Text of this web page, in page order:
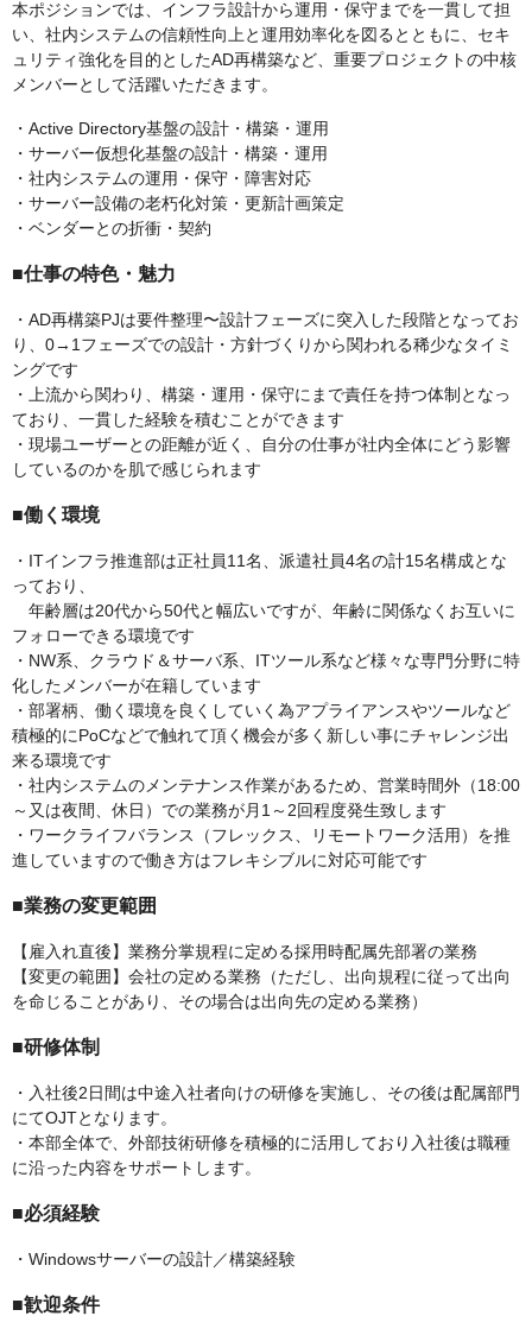
本ポジションでは、インフラ設計から運用・保守までを一貫して担
い、社内システムの信頼性向上と運用効率化を図るとともに、セキ
ュリティ強化を目的としたAD再構築など、重要プロジェクトの中核
メンバーとして活躍いただきます。
・Active Directory基盤の設計・構築・運用
・サーバー仮想化基盤の設計・構築・運用
・社内システムの運用・保守・障害対応
・サーバー設備の老朽化対策・更新計画策定
・ベンダーとの折衝・契約
■仕事の特色・魅力
・AD再構築PJは要件整理〜設計フェーズに突入した段階となってお
り、0→1フェーズでの設計・方針づくりから関われる稀少なタイミ
ングです
・上流から関わり、構築・運用・保守にまで責任を持つ体制となっ
ており、一貫した経験を積むことができます
・現場ユーザーとの距離が近く、自分の仕事が社内全体にどう影響
しているのかを肌で感じられます
■働く環境
・ITインフラ推進部は正社員11名、派遣社員4名の計15名構成とな
っており、
年齢層は20代から50代と幅広いですが、年齢に関係なくお互いに
フォローできる環境です
・NW系、クラウド＆サーバ系、ITツール系など様々な専門分野に特
化したメンバーが在籍しています
・部署柄、働く環境を良くしていく為アプライアンスやツールなど
積極的にPoCなどで触れて頂く機会が多く新しい事にチャレンジ出
来る環境です
・社内システムのメンテナンス作業があるため、営業時間外（18:00
～又は夜間、休日）での業務が月1～2回程度発生致します
・ワークライフバランス（フレックス、リモートワーク活用）を推
進していますので働き方はフレキシブルに対応可能です
■業務の変更範囲
【雇入れ直後】業務分掌規程に定める採用時配属先部署の業務
【変更の範囲】会社の定める業務（ただし、出向規程に従って出向
を命じることがあり、その場合は出向先の定める業務）
■研修体制
・入社後2日間は中途入社者向けの研修を実施し、その後は配属部門
にてOJTとなります。
・本部全体で、外部技術研修を積極的に活用しており入社後は職種
に沿った内容をサポートします。
■必須経験
・Windowsサーバーの設計／構築経験
■歓迎条件